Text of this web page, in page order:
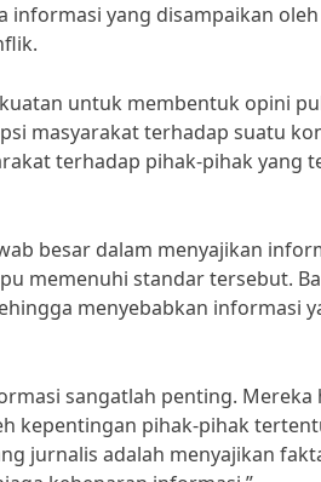
yang disampaikan
untuk membentuk opini
masyarakat terhadap suatu
terhadap pihak-pihak yang
besar dalam menyajikan
memenuhi standar tersebut.
menyebabkan informasi
sangatlah penting. Mereka
kepentingan pihak-pihak
jurnalis adalah menyajikan